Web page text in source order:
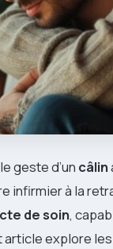
geste d’un câlin
infirmier à la
de soin,
explore